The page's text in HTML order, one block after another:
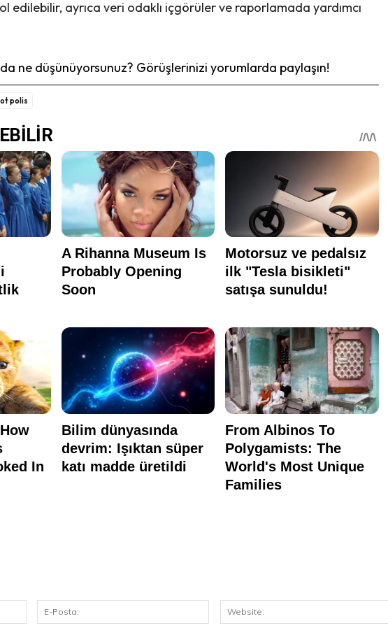
edilebilir, ayrıca veri odaklı içgörüler ve raporlamada yardımcı
ne düşünüyorsunuz? Görüşlerinizi yorumlarda paylaşın!
polis
İsim:
Posta: